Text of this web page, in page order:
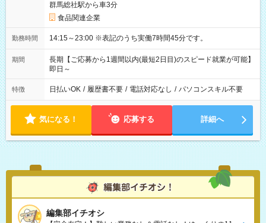
群馬総社駅から車3分
食品関連企業
勤務時間 14:15～23:00 ※表記のうち実働7時間45分です。
期間
長期【ご応募から1週間以内(最短2日目)のスピード就業が可能】
即日～
特徴 日払いOK / 履歴書不要 / 電話対応なし / パソコンスキル不要
気になる！ 応募する 詳細へ
編集部イチオシ